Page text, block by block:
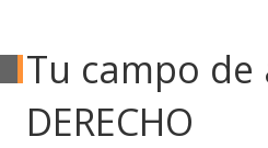
Tu campo de
DERECHO